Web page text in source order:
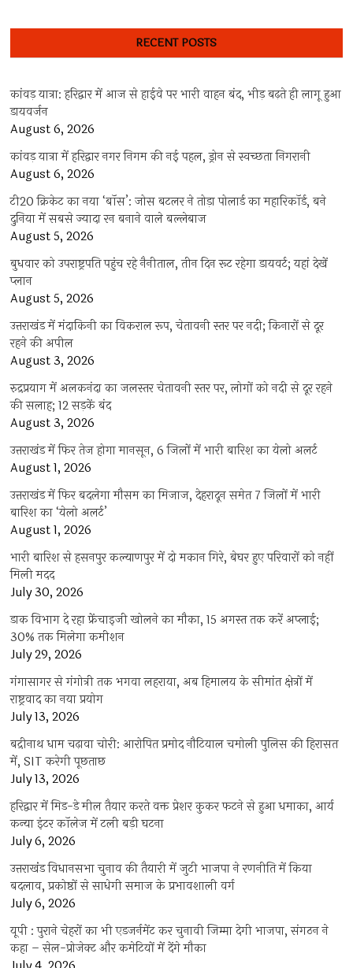
RECENT POSTS
कांवड़ यात्रा: हरिद्वार में आज से हाईवे पर भारी वाहन बंद, भीड़ बढ़ते ही लागू हुआ
डायवर्जन
August 6, 2026
कांवड़ यात्रा में हरिद्वार नगर निगम की नई पहल, ड्रोन से स्वच्छता निगरानी
August 6, 2026
टी20 क्रिकेट का नया ‘बॉस’: जोस बटलर ने तोड़ा पोलार्ड का महारिकॉर्ड, बने
दुनिया में सबसे ज्यादा रन बनाने वाले बल्लेबाज
August 5, 2026
बुधवार को उपराष्ट्रपति पहुंच रहे नैनीताल, तीन दिन रूट रहेगा डायवर्ट; यहां देखें
प्‍लान
August 5, 2026
उत्तराखंड में मंदाकिनी का विकराल रूप, चेतावनी स्तर पर नदी; किनारों से दूर
रहने की अपील
August 3, 2026
रुद्रप्रयाग में अलकनंदा का जलस्तर चेतावनी स्तर पर, लोगों को नदी से दूर रहने
की सलाह; 12 सड़कें बंद
August 3, 2026
उत्तराखंड में फिर तेज होगा मानसून, 6 जिलों में भारी बारिश का येलो अलर्ट
August 1, 2026
उत्तराखंड में फिर बदलेगा मौसम का मिजाज, देहरादून समेत 7 जिलों में भारी
बारिश का ‘येलो अलर्ट’
August 1, 2026
भारी बारिश से हसनपुर कल्याणपुर में दो मकान गिरे, बेघर हुए परिवारों को नहीं
मिली मदद
July 30, 2026
डाक विभाग दे रहा फ्रेंचाइजी खोलने का मौका, 15 अगस्त तक करें अप्लाई;
30% तक मिलेगा कमीशन
July 29, 2026
गंगासागर से गंगोत्री तक भगवा लहराया, अब हिमालय के सीमांत क्षेत्रों में
राष्ट्रवाद का नया प्रयोग
July 13, 2026
बद्रीनाथ धाम चढ़ावा चोरी: आरोपित प्रमोद नौटियाल चमोली पुलिस की हिरासत
में, SIT करेगी पूछताछ
July 13, 2026
हरिद्वार में मिड-डे मील तैयार करते वक्त प्रेशर कुकर फटने से हुआ धमाका, आर्य
कन्या इंटर कॉलेज में टली बड़ी घटना
July 6, 2026
उत्तराखंंड विधानसभा चुनाव की तैयारी में जुटी भाजपा ने रणनीति में किया
बदलाव, प्रकोष्ठों से साधेगी समाज के प्रभावशाली वर्ग
July 6, 2026
यूपी : पुराने चेहरों का भी एडजर्नमेंट कर चुनावी जिम्मा देगी भाजपा, संगठन ने
कहा – सेल-प्रोजेक्ट और कमेटियों में देंगे मौका